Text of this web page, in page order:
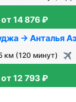
от 14 876 ₽
→ Анталья
км (120 минут)
от 12 793 ₽